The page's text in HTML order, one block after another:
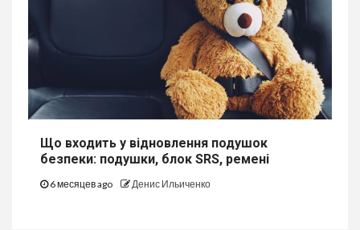
Що входить у відновлення подушок
безпеки: подушки, блок SRS, ремені
6 месяцев ago Денис Ильиченко